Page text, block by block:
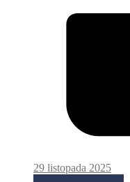
29 listopada 2025